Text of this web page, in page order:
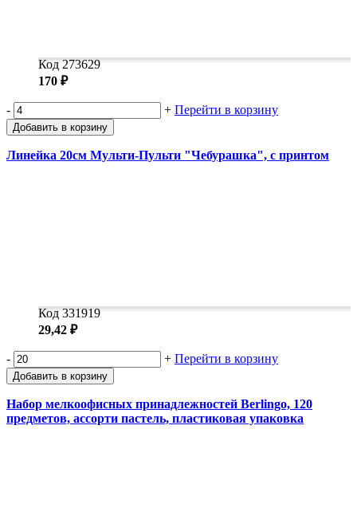
Код 273629
170 ₽
- + Перейти в корзину
Добавить в корзину
Линейка 20см Мульти-Пульти "Чебурашка", с принтом
Код 331919
29,42 ₽
- + Перейти в корзину
Добавить в корзину
Набор мелкоофисных принадлежностей Berlingo, 120
предметов, ассорти пастель, пластиковая упаковка